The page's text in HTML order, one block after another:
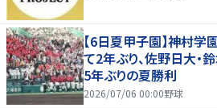
【6日夏甲子園】神村
て2年ぶり、佐野日大・
5年ぶりの夏勝利
2026/07/06 00:00野球